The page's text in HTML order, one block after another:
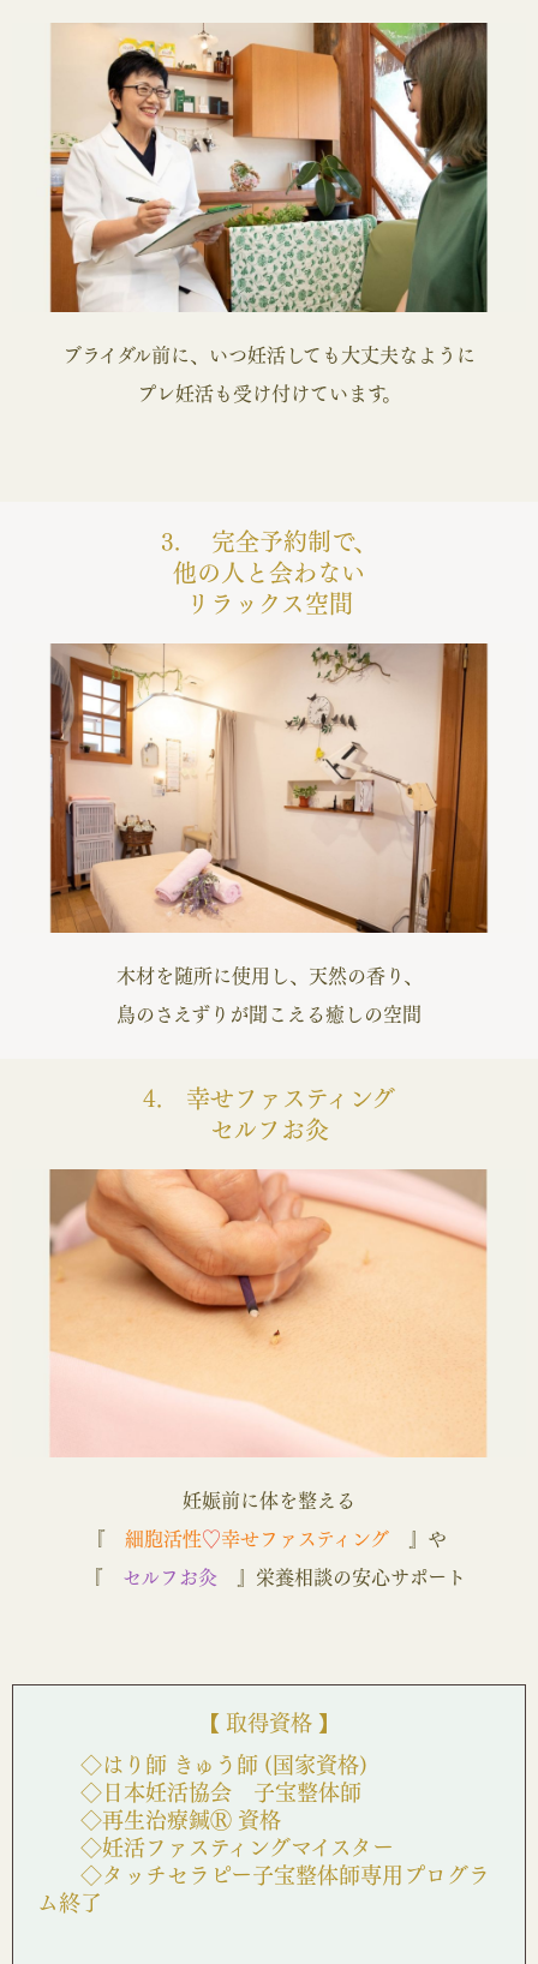
ブライダル前に、いつ妊活しても大丈夫なように
プレ妊活も受け付けています。
3. 完全予約制で、
他の人と会わない
リラックス空間
木材を随所に使用し、天然の香り、
鳥のさえずりが聞こえる癒しの空間
4. 幸せファスティング
セルフお灸
妊娠前に体を整える
細胞活性♡幸せファスティング』や
セルフお灸 』栄養相談の安心サポート
【 取得資格 】
◇はり師 きゅう師 (国家資格)
◇日本妊活協会 子宝整体師
◇再生治療鍼Ⓡ 資格
◇妊活ファスティングマイスター
◇タッチセラピー子宝整体師専用プログラ
ム終了